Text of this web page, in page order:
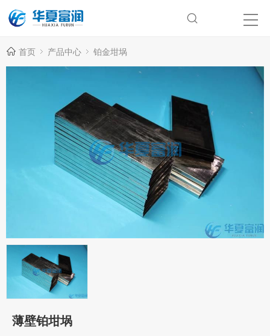
首页 产品中心 铂金坩埚
薄壁铂坩埚